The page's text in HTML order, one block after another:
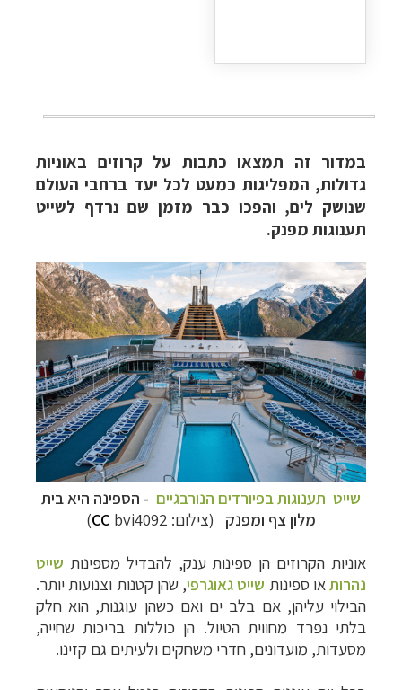
במדור זה תמצאו כתבות על קרוזים באוניות
גדולות, המפליגות כמעט לכל יעד ברחבי העולם
שנושק לים, והפכו כבר מזמן שם נרדף לשייט
תענוגות מפנק.
שייט תענוגות בפיורדים הנורבגיים - הספינה היא בית
מלון צף ומפנק
(צילום: CC bvi4092)
אוניות הקרוזים הן ספינות ענק, להבדיל מספינות שייט
נהרותאו ספינות שייט גאוגרפי, שהן קטנות וצנועות יותר.
הבילוי עליהן, אם בלב ים ואם כשהן עוגנות, הוא חלק
בלתי נפרד מחווית הטיול. הן כוללות בריכות שחייה,
מסעדות, מועדונים, חדרי משחקים ולעיתים גם קזינו.
הפלגות לאנטארקטיקה
לחצו לכל מסלולי ההפלגות »
הפלגות לארצות הקוטב הצפוני לחצו לקבלת כל
האפשרויות »